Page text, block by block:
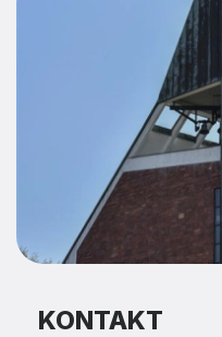
KONTAKT